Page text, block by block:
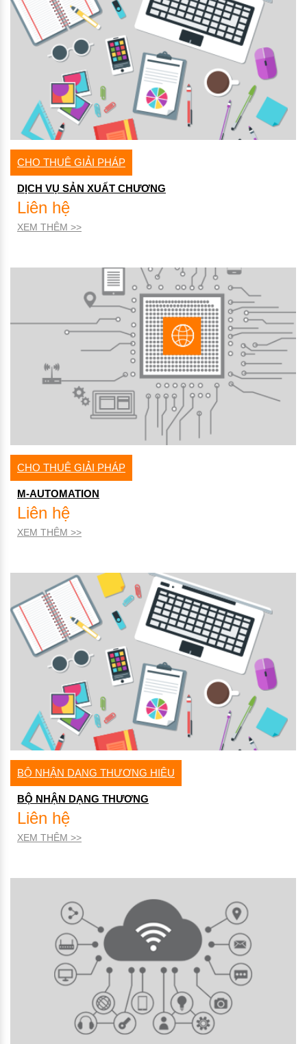
CHO THUÊ GIẢI PHÁP
DỊCH VỤ SẢN XUẤT CHƯƠNG
Liên hệ
XEM THÊM >>
CHO THUÊ GIẢI PHÁP
M-AUTOMATION
Liên hệ
XEM THÊM >>
BỘ NHẬN DẠNG THƯƠNG HIÊU
BỘ NHẬN DẠNG THƯƠNG
Liên hệ
XEM THÊM >>